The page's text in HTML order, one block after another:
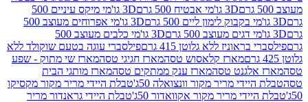
3D גו'מי אבטיח 500 גרם
3D גו'מי מיקס עיניים 500
3D גו'מי אפרוחים מעוצב 500
3D גו'מי כלבים מעוצב 500
ללא גלוטן 415 גרם
פילסברי עוגה בטעם שוקולד ללא
מארז קלאסוש טסהמארז חגיגי טסהמארז שי מתוק - שפע
טסה מארז ענק ממתקים טסהמארז מותגי הבית
מריר מקור וונצואלה 50ג'
טבלת היידי מריר מקור מקסיקו
מריר מקור אקוואדור 50ג'
טבלת היידי גראנדור מריר